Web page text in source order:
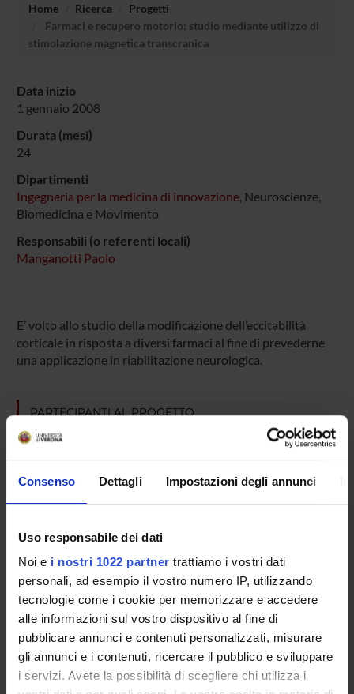
Consenso Dettagli Impostazioni degli annunci
Uso responsabile dei dati
Noi e i nostri 1022 partner trattiamo i vostri dati
personali, ad esempio il vostro numero IP, utilizzando
tecnologie come i cookie per memorizzare e accedere
alle informazioni sul vostro dispositivo al fine di
pubblicare annunci e contenuti personalizzati, misurare
gli annunci e i contenuti, ricercare il pubblico e sviluppare
i servizi. Avete la possibilità di scegliere chi utilizza i
Home Ricerca
Progetti
Farmaci e recupero motorio: studio mediante utilizzo di
stimolazione magnetica transcranica
Data inizio
1 gennaio 2008
Durata (mesi)
24
Dipartimenti
Ingegneria per la medicina di innovazione, Neuroscienze,
Biomedicina e Movimento
Responsabili (o referenti locali)
Manganotti Paolo
E’ volto allo studio della modificazione dell’eccitabilità
corticale in risposta a diversi farmaci al fine di prevederne
una applicazione in riabilitazione neurologica.
PARTECIPANTI AL PROGETTO
Mirko Avesani
Paolo Manganotti
Silvia Francesca Storti
Professore associato
SEZIONI
Neurologia